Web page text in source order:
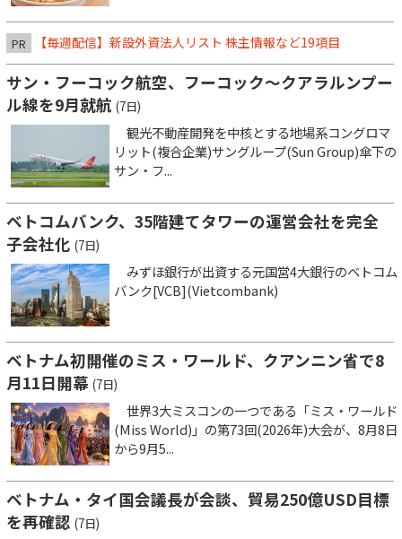
PR 【毎週配信】新設外資法人リスト 株主情報など19項目
サン・フーコック航空、フーコック～クアラルンプー
ル線を9月就航 (7日)
観光不動産開発を中核とする地場系コングロマ
リット(複合企業)サングループ(Sun Group)傘下の
サン・フ...
ベトコムバンク、35階建てタワーの運営会社を完全
子会社化 (7日)
みずほ銀行が出資する元国営4大銀行のベトコム
バンク[VCB](Vietcombank)
ベトナム初開催のミス・ワールド、クアンニン省で8
月11日開幕 (7日)
世界3大ミスコンの一つである「ミス・ワールド
(Miss World)」の第73回(2026年)大会が、8月8日
から9月5...
ベトナム・タイ国会議長が会談、貿易250億USD目標
を再確認 (7日)